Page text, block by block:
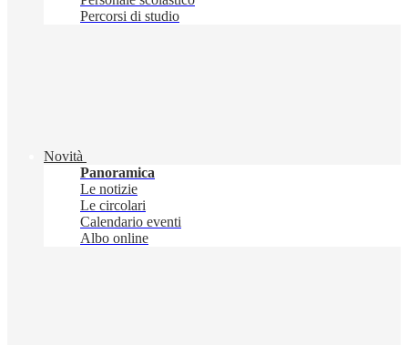
Percorsi di studio
Novità
Panoramica
Le notizie
Le circolari
Calendario eventi
Albo online